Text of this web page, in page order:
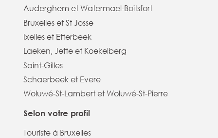
Auderghem et Watermael-Boitsfort
Bruxelles et St Josse
Ixelles et Etterbeek
Laeken, Jette et Koekelberg
Saint-Gilles
Schaerbeek et Evere
Woluwé-St-Lambert et Woluwé-St-Pierre
Selon votre profil
Touriste à Bruxelles